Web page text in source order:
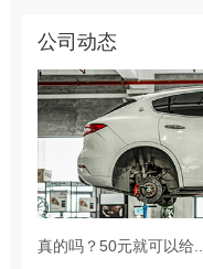
公司动态
真的吗？50元就可以给..